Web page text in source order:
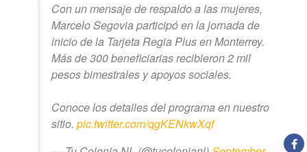
Con un mensaje de respaldo a las mujeres,
Marcelo Segovia participó en la jornada de
inicio de la Tarjeta Regia Plus en Monterrey.
Más de 300 beneficiarias recibieron 2 mil
pesos bimestrales y apoyos sociales.
Conoce los detalles del programa en nuestro
sitio. pic.twitter.com/qgKENkwXqf